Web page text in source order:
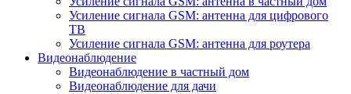
Усиление сигнала GSM: антенна для цифрового
ТВ
Усиление сигнала GSM: антенна для роутера
Видеонаблюдение
Видеонаблюдение в частный дом
Видеонаблюдение для дачи